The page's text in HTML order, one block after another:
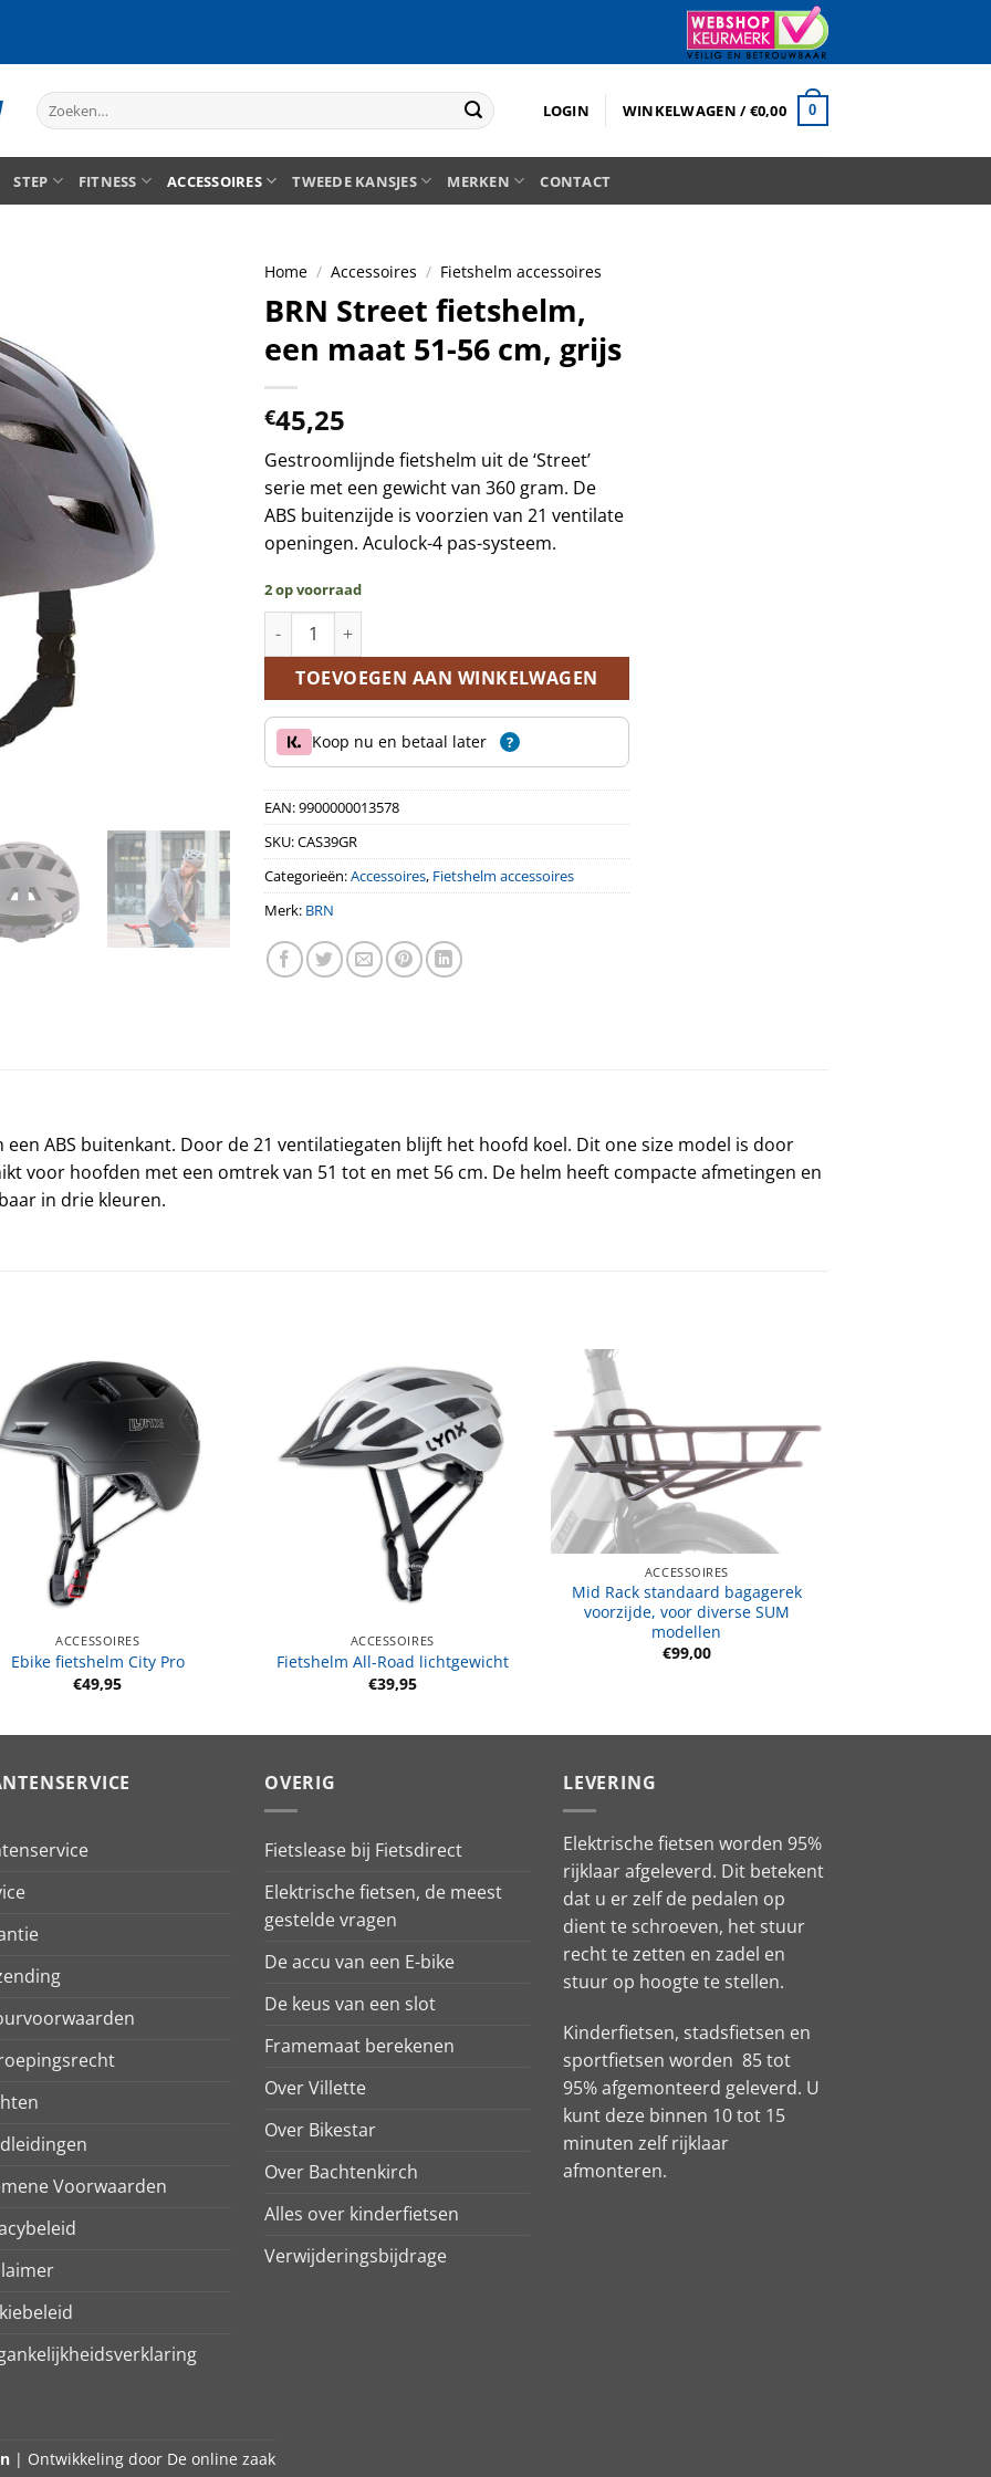
Zoeken
naar:
LOGIN WINKELWAGEN /€0,00 0
STEP FITNESS ACCESSOIRES TWEEDE KANSJES MERKEN CONTACT
Home / Accessoires / Fietshelm accessoires
BRN Street fietshelm,
een maat 51-56 cm, grijs
€45,25
Gestroomlijnde fietshelm uit de ‘Street’
serie met een gewicht van 360 gram. De
ABS buitenzijde is voorzien van 21 ventilate
openingen. Aculock-4 pas-systeem.
2 op voorraad
BRN Street fietshelm, een maat 51-56 cm, grijs aantal
TOEVOEGEN AAN WINKELWAGEN
Koop nu en betaal later ?
EAN:9900000013578
SKU:CAS39GR
Categorieën:Accessoires, Fietshelm accessoires
Merk: BRN
een ABS buitenkant. Door de 21 ventilatiegaten blijft het hoofd koel. Dit one size model is door
voor hoofden met een omtrek van 51 tot en met 56 cm. De helm heeft compacte afmetingen en
in drie kleuren.
ACCESSOIRES
Ebike fietshelm City Pro
€49,95
ACCESSOIRES
Fietshelm All-Road lichtgewicht
€39,95
ACCESSOIRES
Mid Rack standaard bagagerek
voorzijde, voor diverse SUM
modellen
€99,00
Voorwaarden
OVERIG
Fietslease bij Fietsdirect
Elektrische fietsen, de meest
gestelde vragen
De accu van een E-bike
De keus van een slot
Framemaat berekenen
Over Villette
Over Bikestar
Over Bachtenkirch
Alles over kinderfietsen
Verwijderingsbijdrage
LEVERING
Elektrische fietsen worden 95%
rijklaar afgeleverd. Dit betekent
dat u er zelf de pedalen op
dient te schroeven, het stuur
recht te zetten en zadel en
stuur op hoogte te stellen.
Kinderfietsen, stadsfietsen en
sportfietsen worden 85 tot
95% afgemonteerd geleverd. U
kunt deze binnen 10 tot 15
minuten zelf rijklaar
afmonteren.
| Ontwikkeling door De online zaak